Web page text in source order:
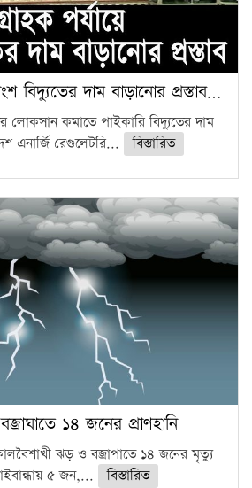
বিদ্যুতের দাম বাড়ানোর প্রস্তাব…
লোকসান কমাতে পাইকারি বিদ্যুতের দাম
এনার্জি রেগুলেটরি...
বিস্তারিত
১৪ জনের প্রাণহানি
কালবৈশাখী ঝড় ও বজ্রাপাতে ১৪ জনের মৃত্যু
৫ জন,...
বিস্তারিত